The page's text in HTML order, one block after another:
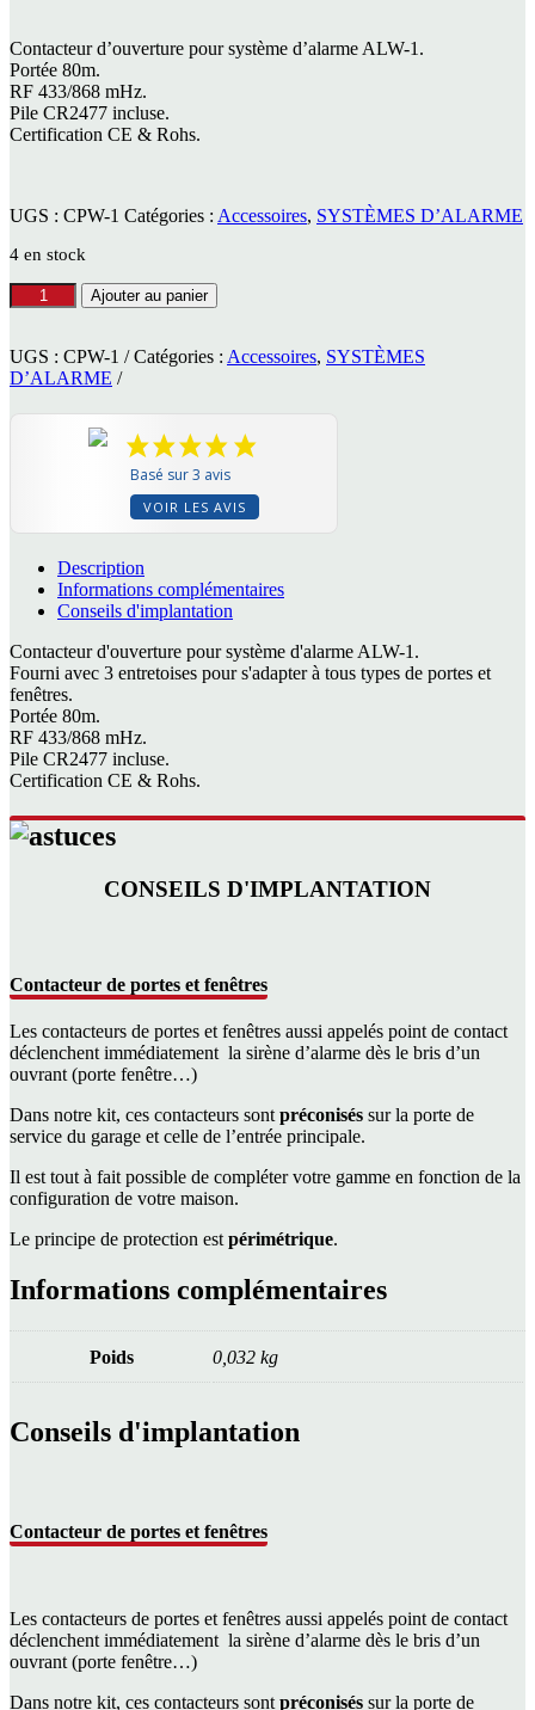
Contacteur d’ouverture pour système d’alarme ALW-1.
Portée 80m.
RF 433/868 mHz.
Pile CR2477 incluse.
Certification CE & Rohs.
UGS : CPW-1 Catégories : Accessoires, SYSTÈMES D’ALARME
4 en stock
quantité
de
d'ouverture
RBCA
CPW-
Ajouter au panier
UGS : CPW-1 Catégories : Accessoires, SYSTÈMES
D’ALARME
Basé sur 3 avis
VOIR LES AVIS
Description
Informations complémentaires
Conseils d'implantation
Contacteur d'ouverture pour système d'alarme ALW-1.
Fourni avec 3 entretoises pour s'adapter à tous types de portes et
fenêtres.
Portée 80m.
RF 433/868 mHz.
Pile CR2477 incluse.
Certification CE & Rohs.
CONSEILS D'IMPLANTATION
Contacteur de portes et fenêtres
Les contacteurs de portes et fenêtres aussi appelés point de contact
déclenchent immédiatement la sirène d’alarme dès le bris d’un
ouvrant (porte fenêtre…)
Dans notre kit, ces contacteurs sontpréconisés sur la porte de
service du garage et celle de l’entrée principale.
Il est tout à fait possible de compléter votre gamme en fonction de la
configuration de votre maison.
Le principe de protection estpérimétrique.
Informations complémentaires
Poids 0,032 kg
Conseils d'implantation
Contacteur de portes et fenêtres
Les contacteurs de portes et fenêtres aussi appelés point de contact
déclenchent immédiatement la sirène d’alarme dès le bris d’un
ouvrant (porte fenêtre…)
Dans notre kit, ces contacteurs sont préconisés sur la porte de